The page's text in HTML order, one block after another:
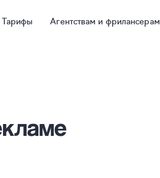
Тарифы Агентствам и фрилансерам